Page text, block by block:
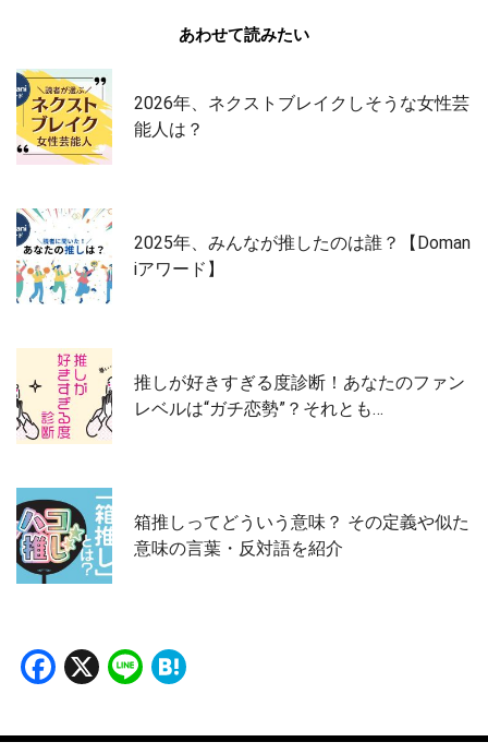
あわせて読みたい
2026年、ネクストブレイクしそうな女性芸
能人は？
2025年、みんなが推したのは誰？【Doman
iアワード】
推しが好きすぎる度診断！あなたのファン
レベルは“ガチ恋勢”？それとも…
箱推しってどういう意味？ その定義や似た
意味の言葉・反対語を紹介
Facebook
X Line